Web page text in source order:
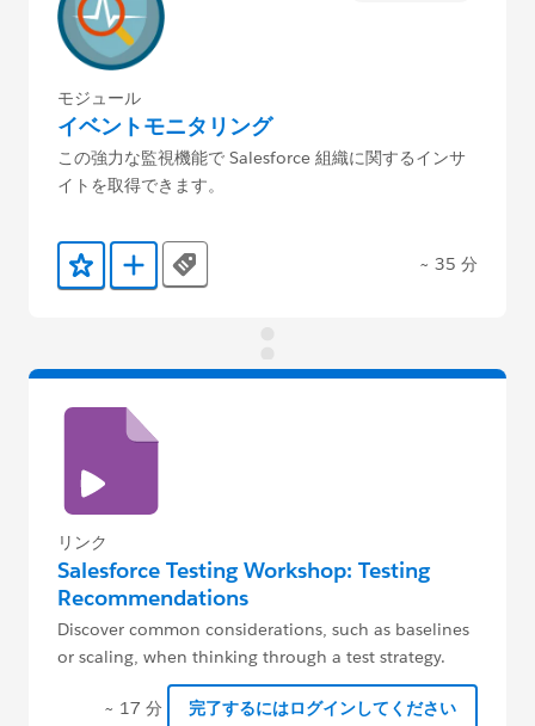
モジュール
イベントモニタリング
この強力な監視機能で Salesforce 組織に関するインサ
イトを取得できます。
お気に入りに保存する
Trailmix に追加
Tags ~ 35 分
リンク
Salesforce Testing Workshop: Testing
Recommendations
Discover common considerations, such as baselines
or scaling, when thinking through a test strategy.
~ 17 分 完了するにはログインしてください